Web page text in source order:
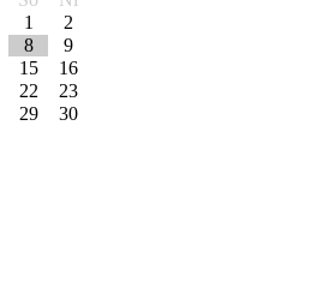
1
2
8
9
15
16
22
23
29
30